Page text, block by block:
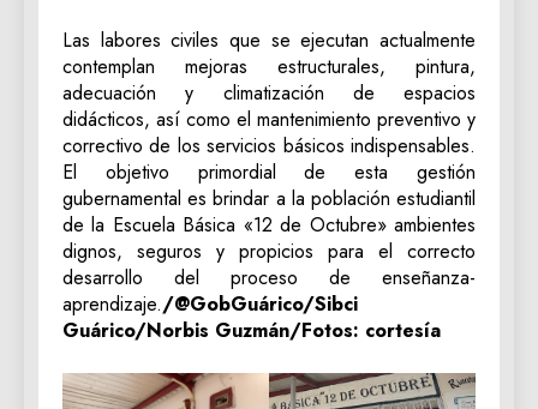
Las labores civiles que se ejecutan actualmente
contemplan mejoras estructurales, pintura,
adecuación y climatización de espacios
didácticos, así como el mantenimiento preventivo y
correctivo de los servicios básicos indispensables.
El objetivo primordial de esta gestión
gubernamental es brindar a la población estudiantil
de la Escuela Básica «12 de Octubre» ambientes
dignos, seguros y propicios para el correcto
desarrollo del proceso de enseñanza-
aprendizaje./@GobGuárico/Sibci
Guárico/Norbis Guzmán/Fotos: cortesía